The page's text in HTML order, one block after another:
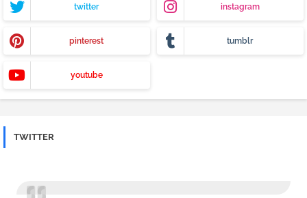
twitter instagram
pinterest tumblr
youtube
TWITTER